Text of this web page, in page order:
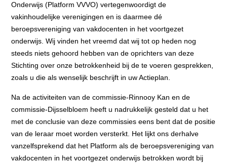
Onderwijs (Platform VVVO) vertegenwoordigt de
vakinhoudelijke verenigingen en is daarmee dé
beroepsvereniging van vakdocenten in het voortgezet
onderwijs. Wij vinden het vreemd dat wij tot op heden nog
steeds niets gehoord hebben van de oprichters van deze
Stichting over onze betrokkenheid bij de te voeren gesprekken,
zoals u die als wenselijk beschrijft in uw Actieplan.
Na de activiteiten van de commissie-Rinnooy Kan en de
commissie-Dijsselbloem heeft u nadrukkelijk gesteld dat u het
met de conclusie van deze commissies eens bent dat de positie
van de leraar moet worden versterkt. Het lijkt ons derhalve
vanzelfsprekend dat het Platform als de beroepsvereniging van
vakdocenten in het voortgezet onderwijs betrokken wordt bij